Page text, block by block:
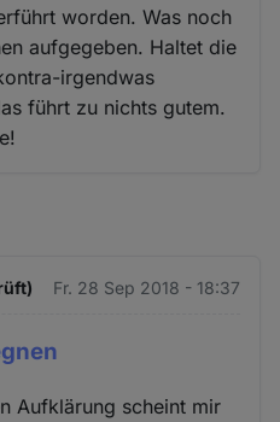
worden. Was noch
aufgegeben. Haltet die
irgendwas
führt zu nichts gutem.
Fr. 28 Sep 2018 - 18:37
Aufklärung scheint mir